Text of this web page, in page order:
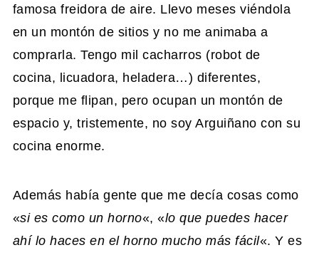
famosa freidora de aire. Llevo meses viéndola
en un montón de sitios y no me animaba a
comprarla. Tengo mil cacharros (robot de
cocina, licuadora, heladera…) diferentes,
porque me flipan, pero ocupan un montón de
espacio y, tristemente, no soy Arguiñano con su
cocina enorme.
Además había gente que me decía cosas como
«si es como un horno«, «lo que puedes hacer
ahí lo haces en el horno mucho más fácil«. Y es